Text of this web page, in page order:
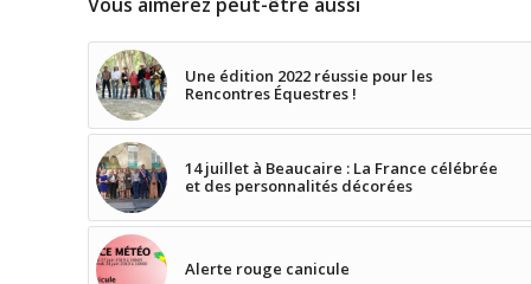
Une édition 2022 réussie pour les
Rencontres Équestres !
14 juillet à Beaucaire : La France célébrée
et des personnalités décorées
Alerte rouge canicule